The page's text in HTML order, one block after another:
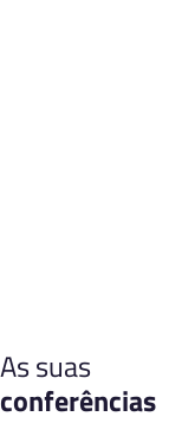
As suas
conferências